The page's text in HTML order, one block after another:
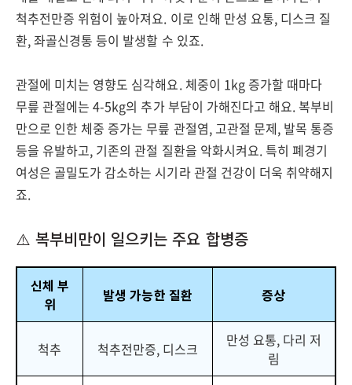
척추전만증 위험이 높아져요. 이로 인해 만성 요통, 디스크 질
환, 좌골신경통 등이 발생할 수 있죠.
관절에 미치는 영향도 심각해요. 체중이 1kg 증가할 때마다
무릎 관절에는 4-5kg의 추가 부담이 가해진다고 해요. 복부비
만으로 인한 체중 증가는 무릎 관절염, 고관절 문제, 발목 통증
등을 유발하고, 기존의 관절 질환을 악화시켜요. 특히 폐경기
여성은 골밀도가 감소하는 시기라 관절 건강이 더욱 취약해지
죠.
⚠️ 복부비만이 일으키는 주요 합병증
신체 부
위
발생 가능한 질환 증상
척추 척추전만증, 디스크
만성 요통, 다리 저
림